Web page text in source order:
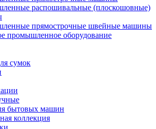
распошивальные (плоскошовные)
прямострочные швейные машины
промышленное оборудование
сумок
бытовых машин
коллекция